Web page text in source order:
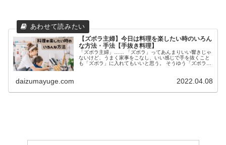
【ズボラ主婦】今日は料理を楽したい時のいろん
な方法・手法【手抜き料理】
「ズボラ主婦」…… 「ズボラ」ってあんまりいい響きじゃ
ないけど、うまく家事をこなし、いい感じで手を抜くこと
も「ズボラ」に入れてもいいと思う。 そうゆう「ズボラ主
daizumayuge.com 2022.04.08